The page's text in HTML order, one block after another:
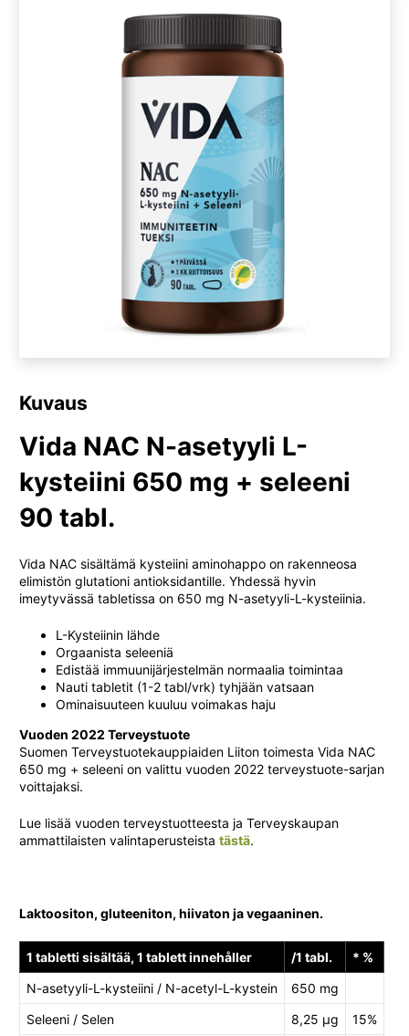
Kuvaus
Vida NAC N-asetyyli L-
kysteiini 650 mg + seleeni
90 tabl.
Vida NAC sisältämä kysteiini aminohappo on rakenneosa
elimistön glutationi antioksidantille. Yhdessä hyvin
imeytyvässä tabletissa on 650 mg N-asetyyli-L-kysteiinia.
L-Kysteiinin lähde
Orgaanista seleeniä
Edistää immuunijärjestelmän normaalia toimintaa
Nauti tabletit (1-2 tabl/vrk) tyhjään vatsaan
Ominaisuuteen kuuluu voimakas haju
Vuoden 2022 Terveystuote
Suomen Terveystuotekauppiaiden Liiton toimesta Vida NAC
650 mg + seleeni on valittu vuoden 2022 terveystuote-sarjan
voittajaksi.
Lue lisää vuoden terveystuotteesta ja Terveyskaupan
ammattilaisten valintaperusteista tästä.
Laktoositon, gluteeniton, hiivaton ja vegaaninen.
1 tabletti sisältää, 1 tablett innehåller /1 tabl.
* %
N-asetyyli-L-kysteiini / N-acetyl-L-kystein
650 mg
Seleeni / Selen
8,25 µg
15%